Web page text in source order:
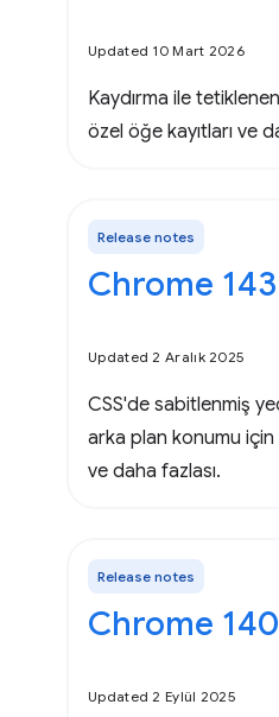
Updated 10 Mart 2026
Kaydırma ile
özel öğe kayıtları ve
Release notes
Chrome 143
Updated 2 Aralık 2025
CSS'de sabitlenmiş
arka plan konumu
ve daha fazlası.
Release notes
Chrome 140
Updated 2 Eylül 2025